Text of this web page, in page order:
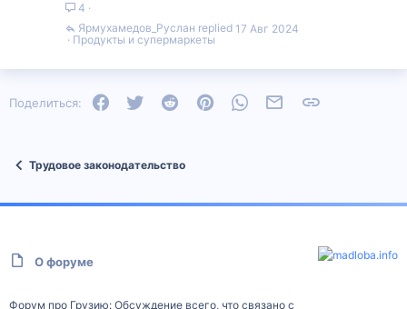
4
Продукты и супермаркеты
17 Авг 2024
Ярмухамедов_Руслан
Поделиться: FacebookTwitter Reddit PinterestWhatsAppЭлектронная почта
Трудовое законодательство
О форуме
Форум про Грузию: Обсуждение всего, что связано с